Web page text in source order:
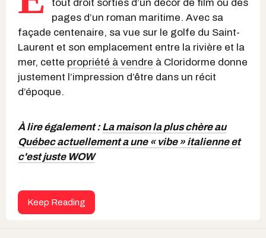
tout droit sorties d’un décor de film ou des
pages d’un roman maritime. Avec sa
façade centenaire, sa vue sur le golfe du Saint-
Laurent et son emplacement entre la rivière et la
mer, cette propriété à vendre à Cloridorme donne
justement l’impression d’être dans un récit
d’époque.
À lire également :La maison la plus chère au
Québec actuellement a une « vibe » italienne et
c'est juste WOW
Keep Reading